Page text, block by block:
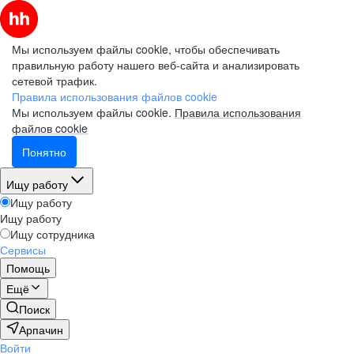
Мы используем файлы cookie, чтобы обеспечивать
правильную работу нашего веб-сайта и анализировать
сетевой трафик.
Правила использования файлов cookie
Мы используем файлы cookie. Правила использования
файлов cookie
Понятно
Ищу работу
Ищу работу
Ищу работу
Ищу сотрудника
Сервисы
Помощь
Ещё
Поиск
Арпачин
Войти